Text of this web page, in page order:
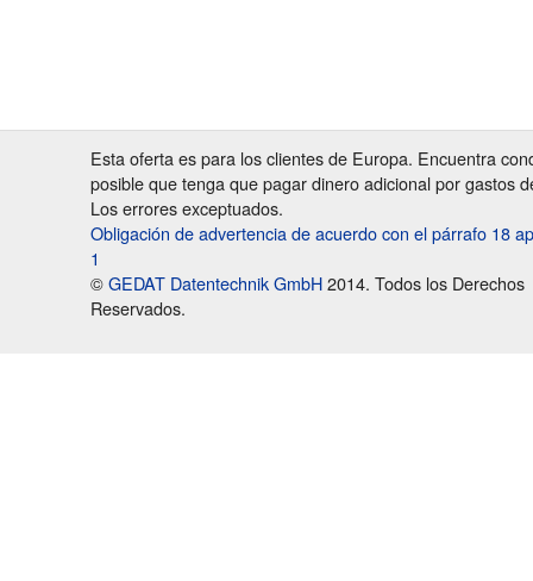
Esta oferta es para los clientes de Europa. Encuentra
posible que tenga que pagar dinero adicional por gastos
Los errores exceptuados.
Obligación de advertencia de acuerdo con el párrafo 18
1
©GEDAT Datentechnik GmbH2014. Todos los Derechos
Reservados.